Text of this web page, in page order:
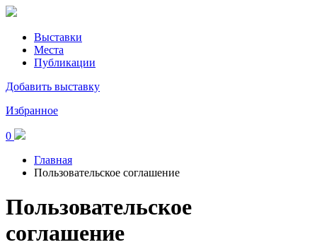
Выставки
Места
Публикации
Добавить выставку
Избранное
0
Главная
Пользовательское соглашение
Пользовательское
соглашение